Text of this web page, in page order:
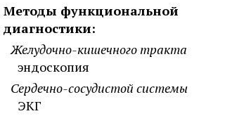
Методы функциональной
диагностики:
Желудочно-кишечного тракта
эндоскопия
Сердечно-сосудистой системы
ЭКГ